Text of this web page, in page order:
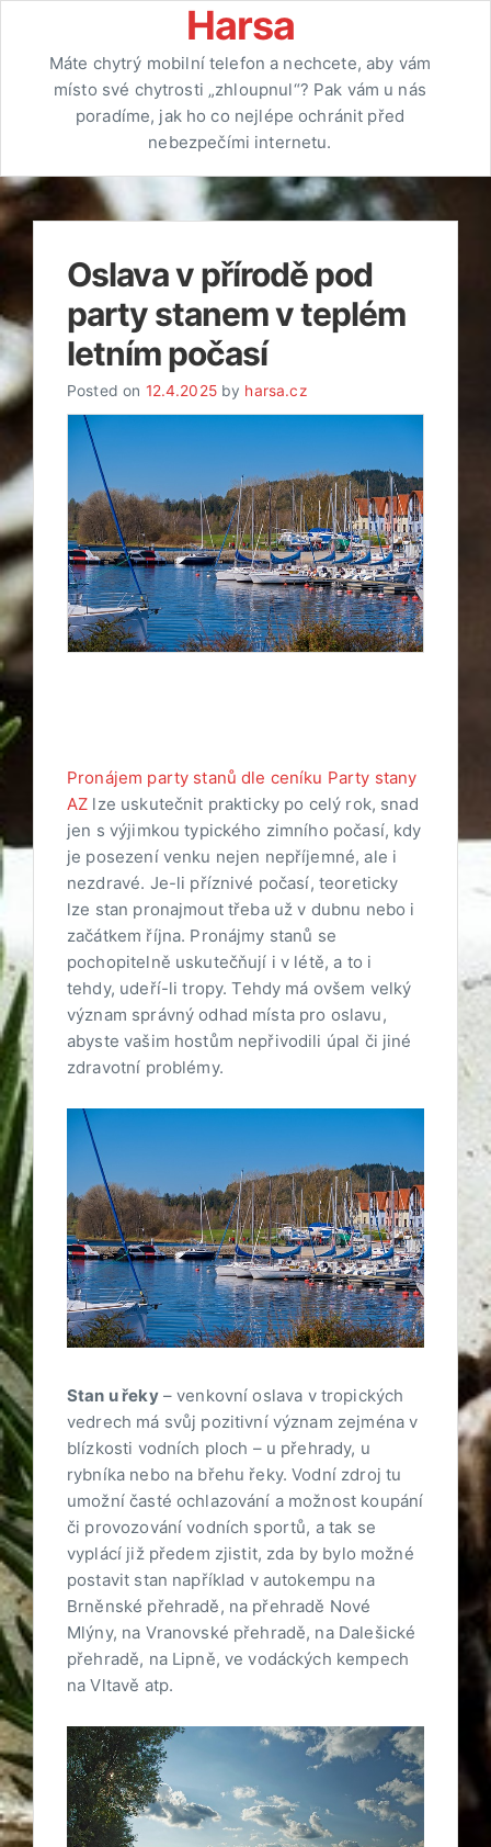
content
Harsa
Máte chytrý mobilní telefon a nechcete, aby vám
místo své chytrosti „zhloupnul“? Pak vám u nás
poradíme, jak ho co nejlépe ochránit před
nebezpečími internetu.
Oslava v přírodě pod
party stanem v teplém
letním počasí
Posted on 12.4.2025by harsa.cz
Pronájem party stanů dle ceníku Party stany
AZ lze uskutečnit prakticky po celý rok, snad
jen s výjimkou typického zimního počasí, kdy
je posezení venku nejen nepříjemné, ale i
nezdravé. Je-li příznivé počasí, teoreticky
lze stan pronajmout třeba už v dubnu nebo i
začátkem října. Pronájmy stanů se
pochopitelně uskutečňují i v létě, a to i
tehdy, udeří-li tropy. Tehdy má ovšem velký
význam správný odhad místa pro oslavu,
abyste vašim hostům nepřivodili úpal či jiné
zdravotní problémy.
Stan u řeky– venkovní oslava v tropických
vedrech má svůj pozitivní význam zejména v
blízkosti vodních ploch – u přehrady, u
rybníka nebo na břehu řeky. Vodní zdroj tu
umožní časté ochlazování a možnost koupání
či provozování vodních sportů, a tak se
vyplácí již předem zjistit, zda by bylo možné
postavit stan například v autokempu na
Brněnské přehradě, na přehradě Nové
Mlýny, na Vranovské přehradě, na Dalešické
přehradě, na Lipně, ve vodáckých kempech
na Vltavě atp.